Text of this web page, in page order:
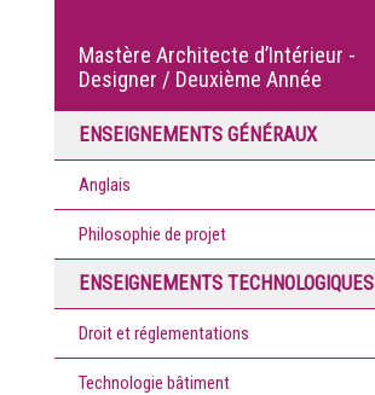
Mastère Architecte d’Intérieur -
Designer / Deuxième Année
ENSEIGNEMENTS GÉNÉRAUX
Anglais
Philosophie de projet
ENSEIGNEMENTS TECHNOLOGIQUES
Droit et réglementations
Technologie bâtiment